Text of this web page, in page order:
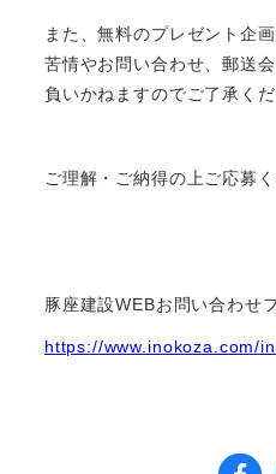
また、無料のプレゼント企
苦情やお問い合わせ、郵送
負いかねますのでご了承くだ
ご理解・ご納得の上ご応募く
豚座建設WEBお問い合わせ
https://www.inokoza.com/